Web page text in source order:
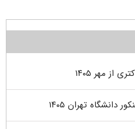
از مهر ۱۴۰۵
دانشگاه تهران ۱۴۰۵